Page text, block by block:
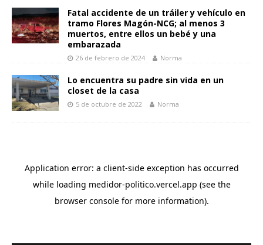
Fatal accidente de un tráiler y vehículo en
tramo Flores Magón-NCG; al menos 3
muertos, entre ellos un bebé y una
embarazada
26 de febrero de 2024 Norma
Lo encuentra su padre sin vida en un
closet de la casa
5 de octubre de 2022 Norma